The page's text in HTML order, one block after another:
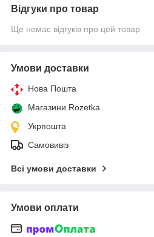
Відгуки про товар
Ще немає відгуків про цей товар
Умови доставки
Нова Пошта
Магазини Rozetka
Укрпошта
Самовивіз
Всі умови доставки
Умови оплати